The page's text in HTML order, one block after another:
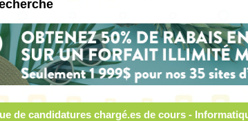
de candidatures chargé.es de cours -